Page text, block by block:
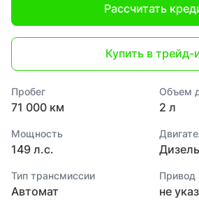
Рассчитать
Купить в трейд-
Пробег
71 000 км
Объем
2 л
Мощность
149 л.с. Дизель
Тип трансмиссии
Автомат
Привод
не